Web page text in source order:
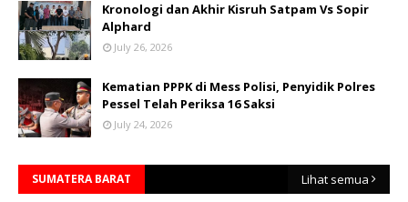
Kronologi dan Akhir Kisruh Satpam Vs Sopir
Alphard
July 26, 2026
Kematian PPPK di Mess Polisi, Penyidik Polres
Pessel Telah Periksa 16 Saksi
July 24, 2026
SUMATERA BARAT Lihat semua